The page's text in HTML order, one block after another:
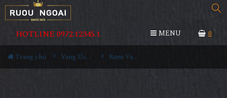
0
HOTLINE 0972.12345.1 MENU
Trang chủ Vang Úc - Australia Rượu Vang Úc Penfolds Bin 407 Cabernet Sauvignon